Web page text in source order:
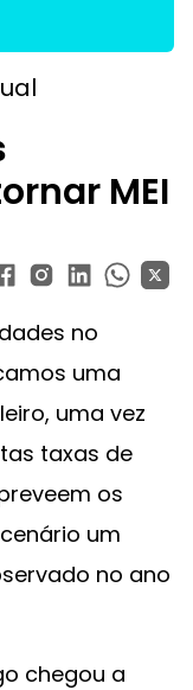
MEI
no
uma
uma vez
taxas de
os
um
no ano
chegou a